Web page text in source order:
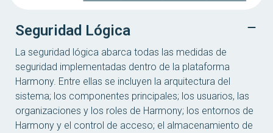
Seguridad Lógica
La seguridad lógica abarca todas las medidas de
seguridad implementadas dentro de la plataforma
Harmony. Entre ellas se incluyen la arquitectura del
sistema; los componentes principales; los usuarios, las
organizaciones y los roles de Harmony; los entornos de
Harmony y el control de acceso; el almacenamiento de